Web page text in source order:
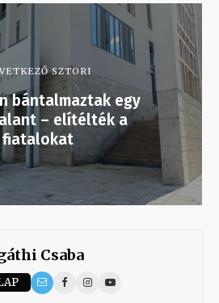
SZTORI
bántalmaztak egy
– elítélték a
fiatalokat
Csaba